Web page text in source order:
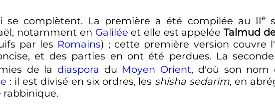
se complètent. La première a été compilée au IIe
notamment en Galilée et elle est appeléeTalmud
par les Romains) ; cette première version couvre
et des parties en ont été perdues. La
de la diaspora du Moyen Orient, d'où son nom
: il est divisé en six ordres, les shisha sedarim, en